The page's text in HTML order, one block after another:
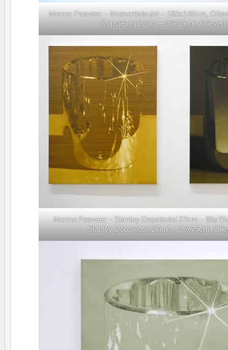
Menno Pasveer – Momentsleutel – 165x145cm,
Dopsleutel 27cm – 95x75cm, Olieverf
Menno Pasveer – Stanley Dopsleutel 27cm –
Stanley Dopsleutel 27cm – 95x75cm,